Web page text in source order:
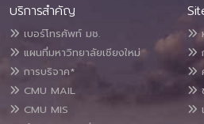
บริการสำคัญ
เบอร์โทรศัพท์ มช.
แผนที่มหาวิทยาลัยเชียงใหม่
การบริจาค*
CMU MAIL
CMU MIS